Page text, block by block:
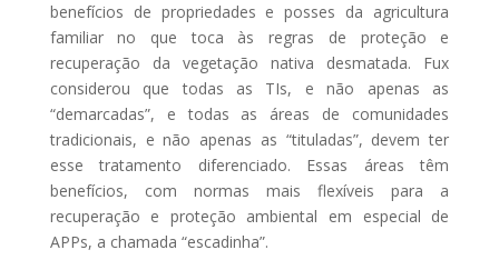
benefícios de propriedades e posses da agricultura
familiar no que toca às regras de proteção e
recuperação da vegetação nativa desmatada. Fux
considerou que todas as TIs, e não apenas as
“demarcadas”, e todas as áreas de comunidades
tradicionais, e não apenas as “tituladas”, devem ter
esse tratamento diferenciado. Essas áreas têm
benefícios, com normas mais flexíveis para a
recuperação e proteção ambiental em especial de
APPs, a chamada “escadinha”.